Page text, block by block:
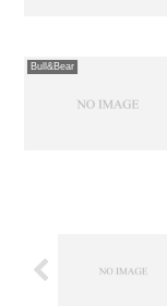
Bull&Bear